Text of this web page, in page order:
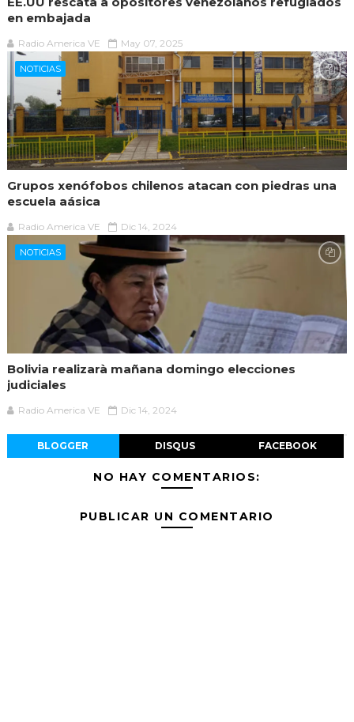
en embajada
Radio America VE May 07, 2025
NOTICIAS
Grupos xenófobos chilenos atacan con piedras una
escuela aásica
Radio America VE Dic 14, 2024
NOTICIAS
Bolivia realizarà mañana domingo elecciones
judiciales
Radio America VE Dic 14, 2024
BLOGGER DISQUS FACEBOOK
NO HAY COMENTARIOS:
PUBLICAR UN COMENTARIO